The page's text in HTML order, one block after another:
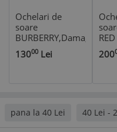
Ochelari de
soare
BURBERRY,Dama,model
B 8970/S
originali100%,cat
13000 Lei
400
200
pana la 40 Lei 40 Lei -